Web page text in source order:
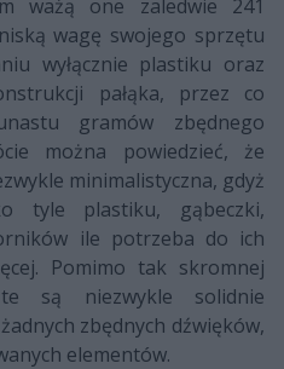
ważą one zaledwie 241
wagę swojego sprzętu
wyłącznie plastiku oraz
pałąka, przez co
gramów zbędnego
można powiedzieć, że
minimalistyczna, gdyż
tyle plastiku, gąbeczki,
ile potrzeba do ich
Pomimo tak skromnej
te są niezwykle solidnie
zbędnych dźwięków,
elementów.